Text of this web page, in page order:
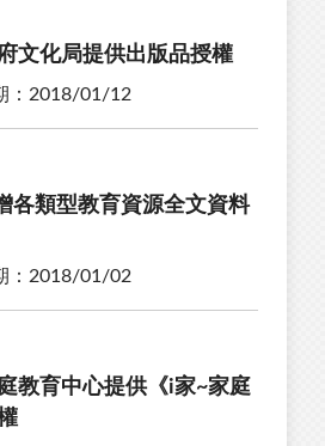
文化局提供出版品授權
：2018/01/12
各類型教育資源全文資料
：2018/01/02
教育中心提供《i家~家庭